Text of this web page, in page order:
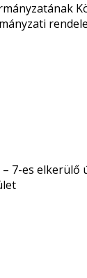
7-es elkerülő